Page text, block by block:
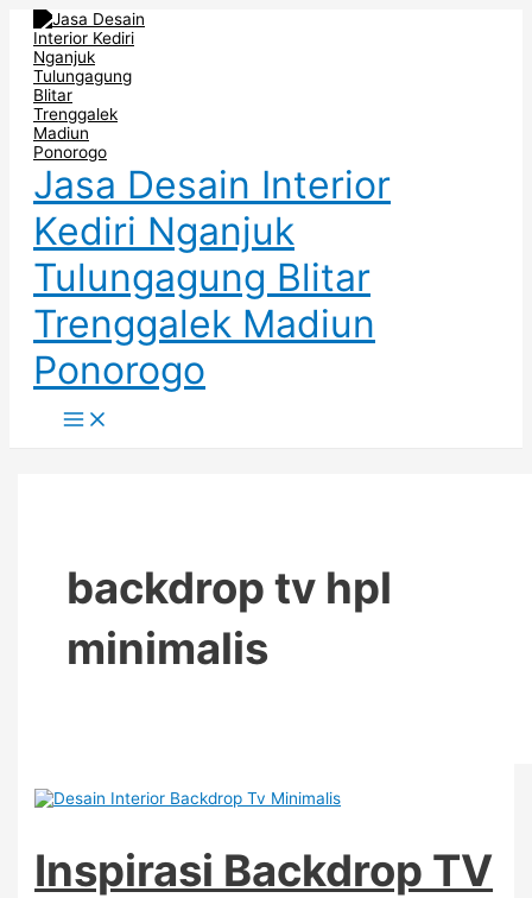
Skip
content
Jasa Desain Interior
Kediri Nganjuk
Tulungagung Blitar
Trenggalek Madiun
Ponorogo
Menu
backdrop tv hpl
minimalis
Inspirasi Backdrop TV
Inspirasi
Backdrop
TV
Warna
Kayu
–
Jasa
Interior
Kediri
Backdrop
TV
Nganjuk
Desain
Simple
Elegan
Backdrop
TV
Surabaya
–
Interior
Rumah
Mewah
Post
pagination